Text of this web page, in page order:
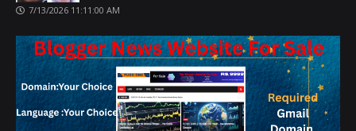
7/13/2026 11:11:00 AM